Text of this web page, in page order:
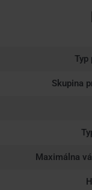
Typ
Skupina
Maximálna